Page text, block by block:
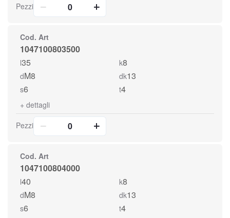
Pezzi
Cod. Art
1047100803500
l35 k8
dM8 dk13
s6 t4
+ dettagli
Pezzi
Cod. Art
1047100804000
l40 k8
dM8 dk13
s6 t4